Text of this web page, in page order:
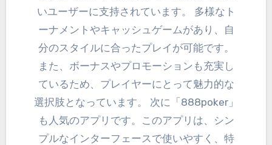
いユーザーに支持されています。 多様なト
ーナメントやキャッシュゲームがあり、自
分のスタイルに合ったプレイが可能です。
また、ボーナスやプロモーションも充実し
ているため、プレイヤーにとって魅力的な
選択肢となっています。 次に「888poker」
も人気のアプリです。このアプリは、シン
プルなインターフェースで使いやすく、特